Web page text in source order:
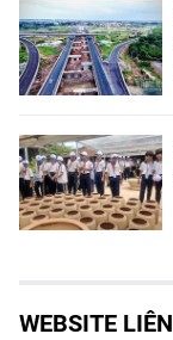
WEBSITE